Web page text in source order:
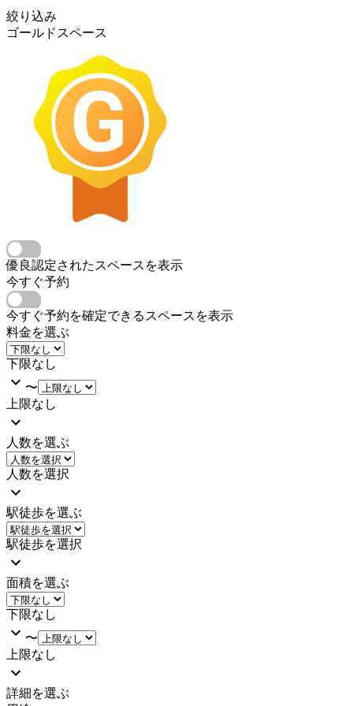
絞り込み
ゴールドスペース
優良認定されたスペースを表示
今すぐ予約
今すぐ予約を確定できるスペースを表示
料金を選ぶ
下限なし
〜
上限なし
人数を選ぶ
人数を選択
駅徒歩を選ぶ
駅徒歩を選択
面積を選ぶ
下限なし
〜
上限なし
詳細を選ぶ